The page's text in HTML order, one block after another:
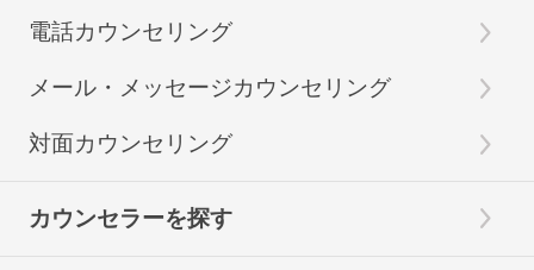
電話カウンセリング
メール・メッセージカウンセリング
対面カウンセリング
カウンセラーを探す